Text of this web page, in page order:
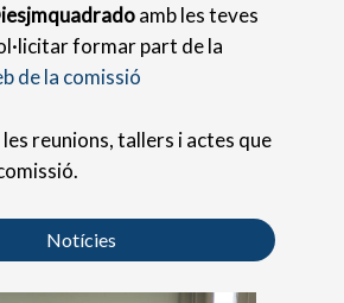
amb les teves
formar part de la
de la comissió
reunions, tallers i actes que
Notícies